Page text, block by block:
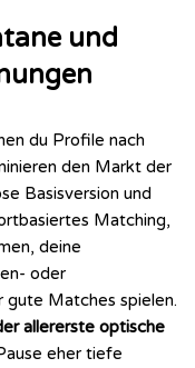
und
du Profile nach
den Markt der
Basisversion und
Matching,
deine
oder
gute Matches spielen.
allererste optische
eher tiefe